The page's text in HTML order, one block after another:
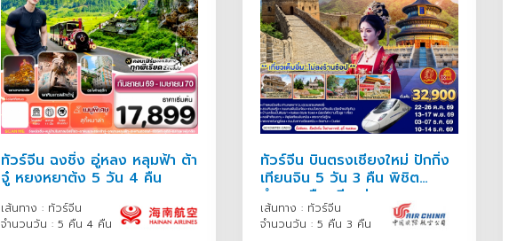
ทัวร์จีน ฉงชิ่ง อู่หลง หลุมฟ้า ต้า
จู๋ หยงหยาต้ง 5 วัน 4 คืน
เส้นทาง : ทัวร์จีน
จำนวนวัน : 5 คืน 4 คืน
ทัวร์จีน บินตรงเชียงใหม่ ปักกิ่ง
เทียนจิน 5 วัน 3 คืน พิชิต
กำแพงเมืองจีน ด่านหงหยากวน
เส้นทาง : ทัวร์จีน
จำนวนวัน : 5 คืน 3 คืน